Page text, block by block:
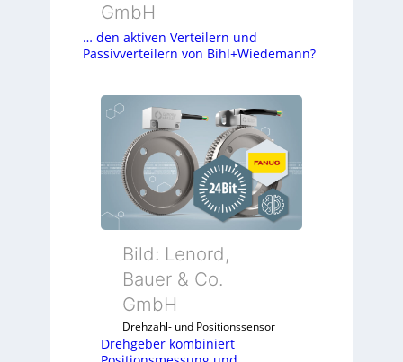
GmbH
… den aktiven Verteilern und
Passivverteilern von Bihl+Wiedemann?
Bild: Lenord,
Bauer & Co.
GmbH
Drehzahl- und Positionssensor
Drehgeber kombiniert